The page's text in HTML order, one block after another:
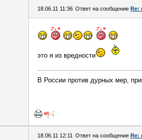
18.06.11 11:36 Ответ на сообщение Re:
это я из вредности
В России против дурных мер,
18.06.11 12:11 Ответ на сообщение Re: